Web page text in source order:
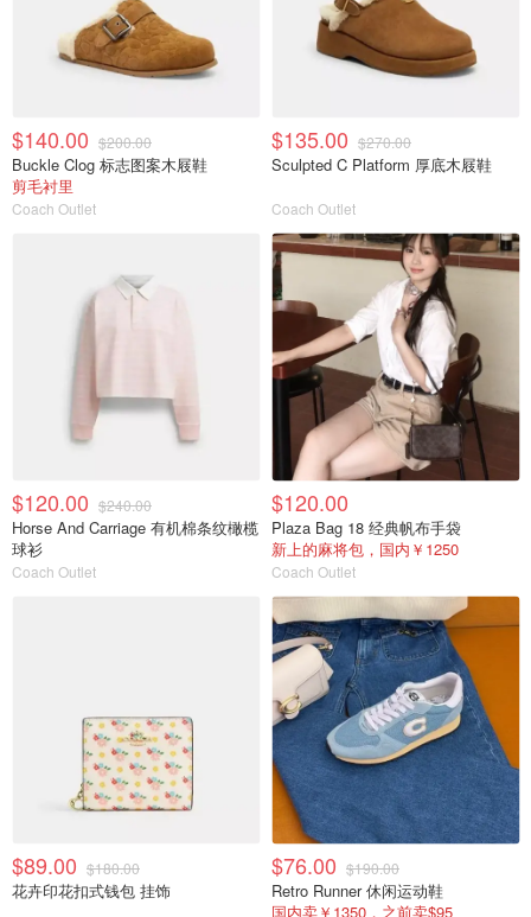
$140.00 $200.00
Buckle Clog 标志图案木屐鞋
剪毛衬里
Coach Outlet
$135.00 $270.00
Sculpted C Platform 厚底木屐鞋
Coach Outlet
$120.00 $240.00
Horse And Carriage 有机棉条纹橄榄
球衫
Coach Outlet
$120.00
Plaza Bag 18 经典帆布手袋
新上的麻将包，国内￥1250
Coach Outlet
$89.00 $180.00
花卉印花扣式钱包 挂饰
$76.00 $190.00
Retro Runner 休闲运动鞋
国内卖￥1350，之前卖$95